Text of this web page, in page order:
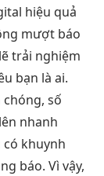
hiệu quả
mượt báo
trải nghiệm
bạn là ai.
số
nhanh
có khuynh
báo. Vì vậy,